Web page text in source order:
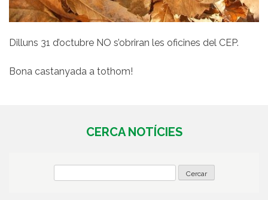
Dilluns 31 d’octubre NO s’obriran les oficines del CEP.
Bona castanyada a tothom!
CERCA NOTÍCIES